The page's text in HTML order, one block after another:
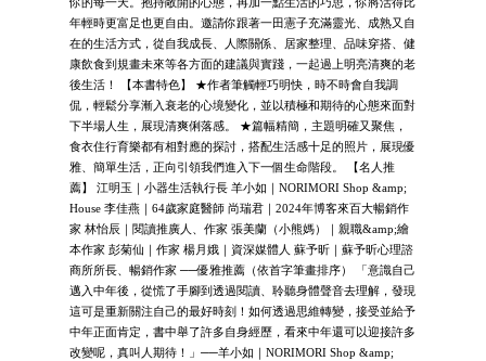
年輕時更富足也更自由。邀請你跟著一田憲子充滿靈光、成熟又自
在的生活方式，從自我成長、人際關係、居家整理、品味穿搭、健
康飲食到規畫未來等各方面的建議與實踐，一起過上明亮清爽的老
後生活！ 【本書特色】 ★作者筆觸輕巧明快，時不時會自我調
侃，輕鬆分享漸入衰老的心境變化，並以積極和期待的心態來面對
下半場人生，展現清爽俐落感。 ★篇幅精簡，主題明確又聚焦，
食衣住行育樂都有相對應的探討，搭配生活感十足的照片，展現優
雅、簡單生活，正向引領我們進入下一個生命階段。 【名人推
薦】 江明玉｜小器生活執行長 羊小如｜NORIMORI Shop &amp;
House 李佳燕｜64歲家庭醫師 尚瑞君｜2024年博客來百大暢銷作
家 林怡辰｜閱讀推廣人、作家 張美蘭（小熊媽）｜親職&amp;繪
本作家 彭菊仙｜作家 楊月娥｜資深媒體人 蘇予昕｜蘇予昕心理諮
商所所長、暢銷作家 ──優雅推薦（依首字筆畫排序） 「意識自己
邁入中年後，從慌了手腳到透過閱讀、聆聽身體聲音去理解，發現
這可是重新關注自己的最好時刻！如何透過思維轉變，接受並給予
中年正面肯定，書中舉了許多自身經歷，看來中年還可以迎接許多
改變呢，真叫人期待！」──羊小如｜NORIMORI Shop &amp;